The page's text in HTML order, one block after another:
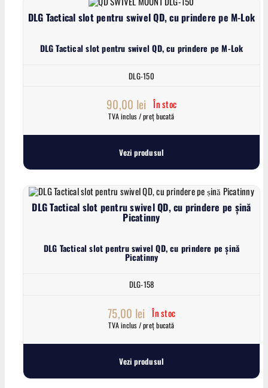
DLG Tactical slot pentru swivel QD, cu prindere pe M-Lok
DLG Tactical slot pentru swivel QD, cu prindere pe M-Lok
DLG-150
90,00 lei În stoc
TVA inclus / preț bucată
Vezi produsul
DLG Tactical slot pentru swivel QD, cu prindere pe șină
Picatinny
DLG Tactical slot pentru swivel QD, cu prindere pe șină
Picatinny
DLG-158
75,00 lei În stoc
TVA inclus / preț bucată
Vezi produsul